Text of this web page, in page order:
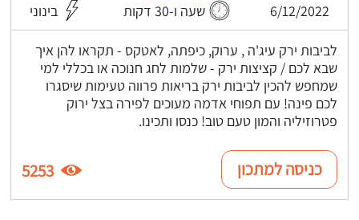
6/12/2022 שעה ו-30 דקות בינוני
לביבות ירק עיג'ה , ערוק, כיפתה, לאטקס - תקראו להן איך
שבא לכם / קציצות ירק - שלמות לחג חנוכה או בכללי למי
שמחפש להכין לביבות ירק בריאות פרווה טעימות שיסגרו
לכם פינה! עם תפוחי אדמה מעוכים לפירה בצל ירוק
פטרוזיליה והמון טעם טוב! כנסו ותכינו.
כניסה למתכון 5253